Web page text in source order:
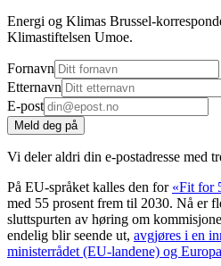
Energi og Klimas Brussel-
Klimastiftelsen Umoe.
Fornavn
Etternavn
E-post
Meld deg på
Vi deler aldri din e-postadresse med
På EU-språket kalles den for «Fit for
med 55 prosent frem til 2030. Nå er
sluttspurten av høring om
endelig blir seende ut, avgjøres i en
ministerrådet (EU-landene) og